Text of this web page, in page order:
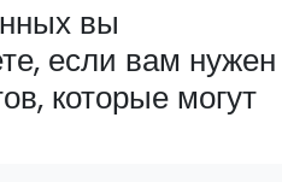
вы
если вам нужен
которые могут